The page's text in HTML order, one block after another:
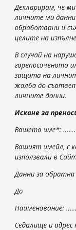
Декларирам, че
личните ми
обработвани и
целите на
В случай на
горепосоченото
защита на
жалба до
личните данни.
Искане за
Вашето име*:
Вашият имейл, с
използвали в
Данни за обратна
До
Наименование:
Седалище и адрес